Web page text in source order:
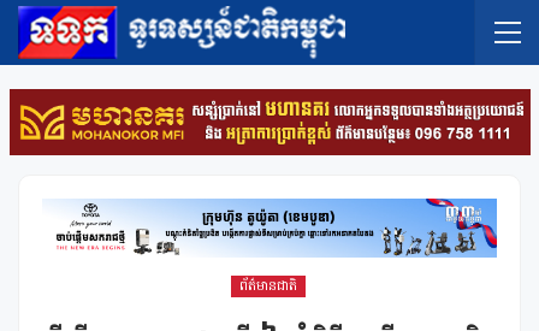
ព័ត៌មានជាតិ